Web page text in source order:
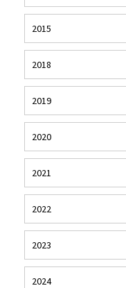
2015
2018
2019
2020
2021
2022
2023
2024